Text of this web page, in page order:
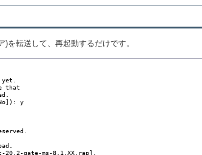
を転送して、再起動するだけです。
that
y
20.2-gate-ms-8.1.XX.rap].